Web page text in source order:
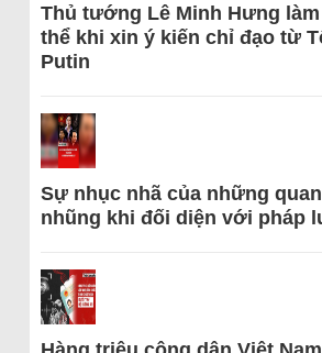
Thủ tướng Lê Minh Hưng
thể khi xin ý kiến chỉ đạo từ
Putin
Sự nhục nhã của những
nhũng khi đối diện với pháp